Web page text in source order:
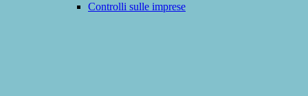
Controlli sulle imprese